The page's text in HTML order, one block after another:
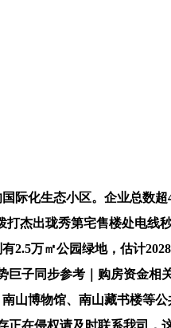
化生态小区。企业总数
杰出珑秀第宅售楼处电线
万㎡公园绿地，估计
子同步参考｜购房资金
博物馆、南山藏书楼等
在侵权请及时联系我司，